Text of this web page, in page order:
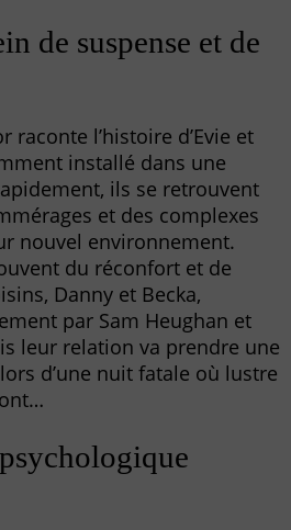
de suspense et de
raconte l’histoire d’Evie et
installé dans une
ils se retrouvent
et des complexes
nouvel environnement.
du réconfort et de
Danny et Becka,
par Sam Heughan et
leur relation va prendre une
d’une nuit fatale où lustre